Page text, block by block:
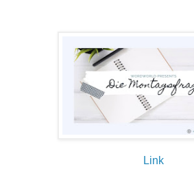
Link